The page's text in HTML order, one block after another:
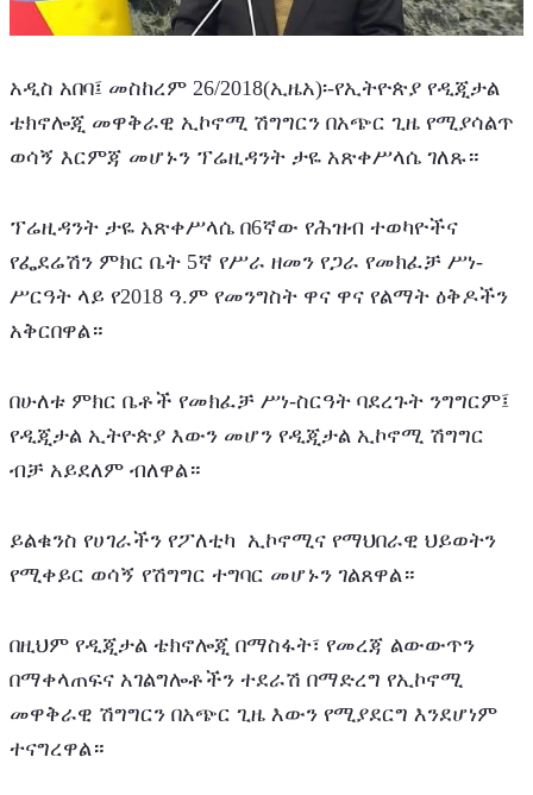
አዲስ አበባ፤ መስከረም 26/2018(ኢዜአ)፡-የኢትዮጵያ የዲጂታል
ቴክኖሎጂ መዋቅራዊ ኢኮኖሚ ሽግግርን በአጭር ጊዜ የሚያሳልጥ
ወሳኝ እርምጃ መሆኑን ፕሬዚዳንት ታዬ አጽቀሥላሴ ገለጹ።
ፕሬዚዳንት ታዬ አጽቀሥላሴ በ6ኛው የሕዝብ ተወካዮችና
የፌደሬሽን ምክር ቤት 5ኛ የሥራ ዘመን የጋራ የመክፈቻ ሥነ-
ሥርዓት ላይ የ2018 ዓ.ም የመንግስት ዋና ዋና የልማት ዕቅዶችን
አቅርበዋል።
በሁለቱ ምክር ቤቶች የመክፈቻ ሥነ-ስርዓት ባደረጉት ንግግርም፤
የዲጂታል ኢትዮጵያ እውን መሆን የዲጂታል ኢኮኖሚ ሽግግር
ብቻ አይደለም ብለዋል።
ይልቁንስ የሀገራችን የፖለቲካ  ኢኮኖሚና የማህበራዊ ህይወትን
የሚቀይር ወሳኝ የሽግግር ተግባር መሆኑን ገልጸዋል።
በዚህም የዲጂታል ቴክኖሎጂ በማስፋት፣ የመረጃ ልውውጥን
በማቀላጠፍና አገልግሎቶችን ተደራሽ በማድረግ የኢኮኖሚ
መዋቅራዊ ሽግግርን በአጭር ጊዜ እውን የሚያደርግ እንደሆነም
ተናግረዋል።